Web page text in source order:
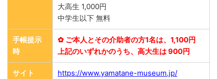
大高生 1,000円
中学生以下 無料
手帳提示
時
✿ ご本人とその介助者の方1名は、1,100円
上記のいずれかのうち、高大生は 900円
サイト
https://www.yamatane-museum.jp/